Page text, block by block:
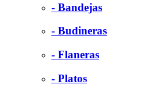
- Bandejas
- Budineras
- Flaneras
- Platos